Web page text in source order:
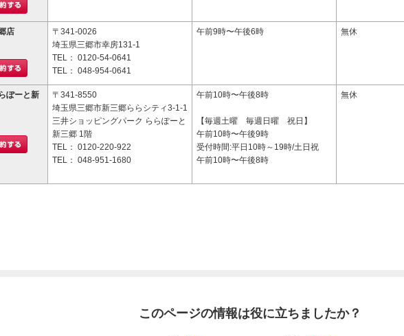
店
〒341-0026
埼玉県三郷市幸房131-1
TEL： 0120-54-0641
TEL： 048-954-0641
午前9時〜午後6時 無休
ぽーと新
〒341-8550
埼玉県三郷市新三郷ららシティ3-1-1
三井ショッピングパーク ららぽーと
新三郷 1階
TEL： 0120-220-922
TEL： 048-951-1680
午前10時〜午後8時
【毎週土曜 毎週日曜 祝日】
午前10時〜午後9時
受付時間:平日10時～19時/土日祝
午前10時〜午後8時
無休
このページの情報は役に立ちましたか？